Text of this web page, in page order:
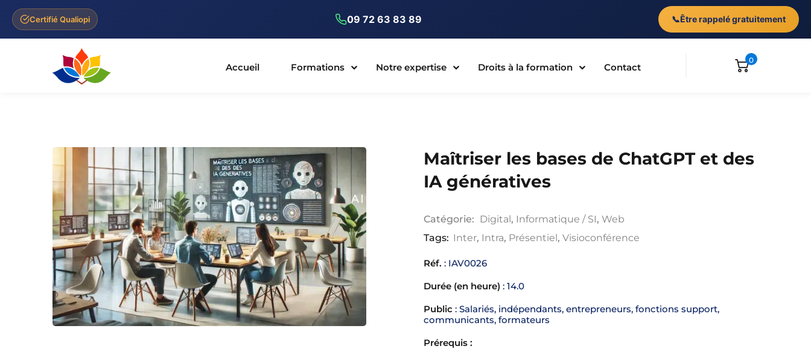
Certifié Qualiopi 09 72 63 83 89 📞Être rappelé gratuitement
Accueil Formations Notre expertise Droits à la formation Contact
0
Maîtriser les bases de ChatGPT et des
IA génératives
Catégorie: Digital, Informatique / SI, Web
Tags: Inter, Intra, Présentiel, Visioconférence
Réf. : IAV0026
Durée (en heure) : 14.0
Public : Salariés, indépendants, entrepreneurs, fonctions support,
communicants, formateurs
Prérequis :